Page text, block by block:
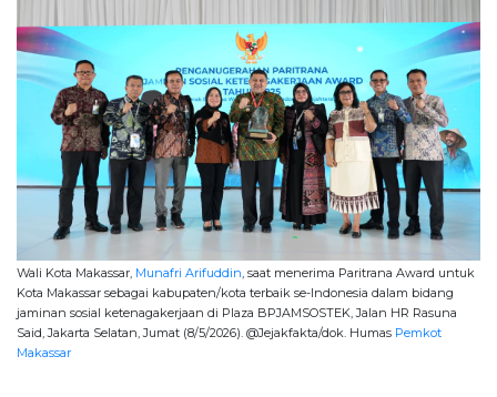
Wali Kota Makassar, Munafri Arifuddin, saat menerima Paritrana Award untuk
Kota Makassar sebagai kabupaten/kota terbaik se-Indonesia dalam bidang
jaminan sosial ketenagakerjaan di Plaza BPJAMSOSTEK, Jalan HR Rasuna
Said, Jakarta Selatan, Jumat (8/5/2026). @Jejakfakta/dok. Humas Pemkot
Makassar